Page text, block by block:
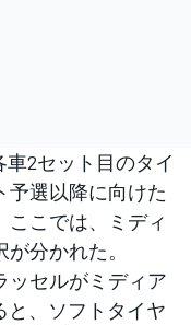
2セット目のタイ
予選以降に向けた
ここでは、ミディ
分かれた。
セルがミディア
と、ソフトタイヤ